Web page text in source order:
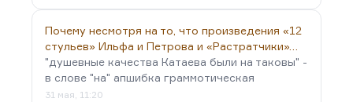
Почему несмотря на то, что произведения «12
стульев» Ильфа и Петрова и «Растратчики»…
"душевные качества Катаева были на таковы" -
в слове "на" апшибка граммотическая
31 мая, 11:20